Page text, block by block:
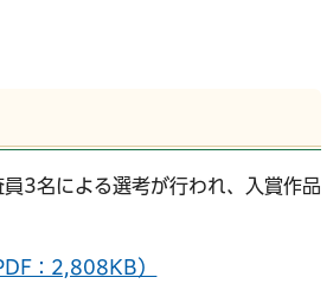
3名による選考が行われ、入賞作品
：2,808KB）